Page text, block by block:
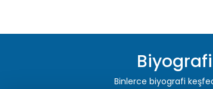
Binlerce biyografi